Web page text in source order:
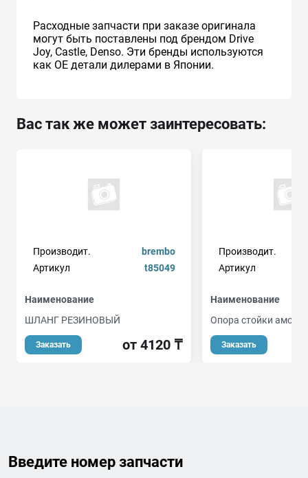
Расходные запчасти при заказе оригинала
могут быть поставлены под брендом Drive
Joy, Castle, Denso. Эти бренды используются
как ОЕ детали дилерами в Японии.
Вас так же может заинтересовать:
Производит.
brembo
Артикул
t85049
Наименование
ШЛАНГ РЕЗИНОВЫЙ
Заказать от 4120 ₸
Производит.
Артикул
Наименование
Опора стойки
Заказать
Введите номер запчасти